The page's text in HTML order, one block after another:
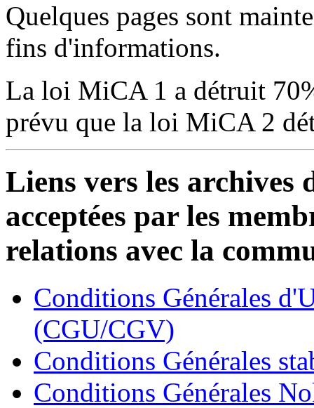
Quelques pages sont
fins d'informations.
La loi MiCA 1 a détruit
prévu que la loi MiCA 2
Liens vers les archives
acceptées par les
relations avec la
Conditions Générales
(CGU/CGV)
Conditions Générales
Conditions Générales